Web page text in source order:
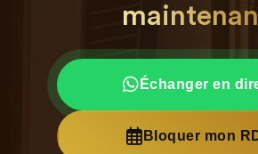
Échanger en
Bloquer mon